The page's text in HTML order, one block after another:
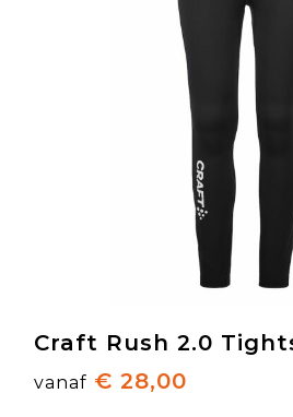
Craft Rush 2.0
vanaf € 28,00